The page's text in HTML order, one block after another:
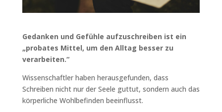
Gedanken und Gefühle aufzuschreiben ist ein
„probates Mittel, um den Alltag besser zu
verarbeiten.“
Wissenschaftler haben herausgefunden, dass
Schreiben nicht nur der Seele guttut, sondern auch das
körperliche Wohlbefinden beeinflusst.